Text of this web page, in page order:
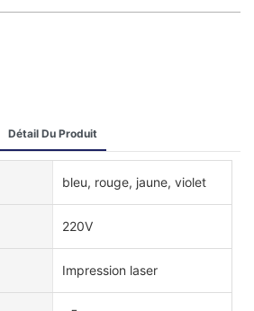
Détail Du Produit
bleu, rouge, jaune, violet
220V
Impression laser